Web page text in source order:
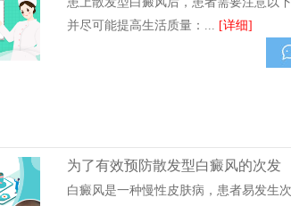
并尽可能提高生活质量：... [详细]
为了有效预防散发型白癜风的次发
白癜风是一种慢性皮肤病，患者易发生